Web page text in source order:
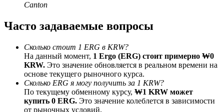
Canton
Часто задаваемые вопросы
Сколько стоит 1 ERG в KRW?
На данный момент, 1 Ergo (ERG) стоит примерно ₩0
KRW. Это значение обновляется в реальном времени на
основе текущего рыночного курса.
Сколько ERG я могу получить за 1 KRW?
По текущему обменному курсу, ₩1 KRW может
купить 0 ERG. Это значение колеблется в зависимости
от рыночных условий.